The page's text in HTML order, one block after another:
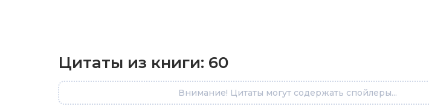
Цитаты из книги: 60
Внимание! Цитаты могут содержать спойлеры...